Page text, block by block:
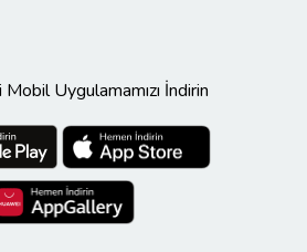
Uygulamamızı İndirin